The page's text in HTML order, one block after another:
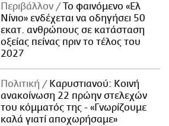
Περιβάλλον
Το φαινόμενο «Ελ
Νίνιο» ενδέχεται να οδηγήσει 50
εκατ. ανθρώπους σε κατάσταση
οξείας πείνας πριν το τέλος του
2027
Πολιτική
Καρυστιανού: Κοινή
ανακοίνωση 22 πρώην στελεχών
του κόμματός της - «Γνωρίζουμε
καλά γιατί αποχωρήσαμε»